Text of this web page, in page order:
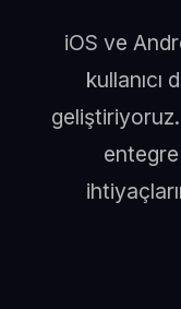
iOS ve
kullanıcı